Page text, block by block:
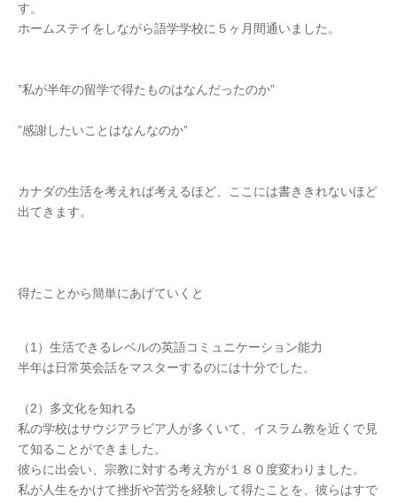
す。
ホームステイをしながら語学学校に５ヶ月間通いました。
”私が半年の留学で得たものはなんだったのか”
”感謝したいことはなんなのか”
カナダの生活を考えれば考えるほど、ここには書ききれないほど
出てきます。
得たことから簡単にあげていくと
（1）生活できるレベルの英語コミュニケーション能力
半年は日常英会話をマスターするのには十分でした。
（2）多文化を知れる
私の学校はサウジアラビア人が多くいて、イスラム教を近くで見
て知ることができました。
彼らに出会い、宗教に対する考え方が１８０度変わりました。
私が人生をかけて挫折や苦労を経験して得たことを、彼らはすで